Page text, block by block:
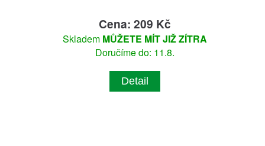
Cena: 209 Kč
Skladem MŮŽETE MÍT JIŽ ZÍTRA
Doručíme do: 11.8.
Detail